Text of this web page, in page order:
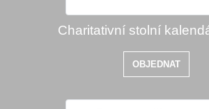
Charitativní stolní
OBJEDNAT